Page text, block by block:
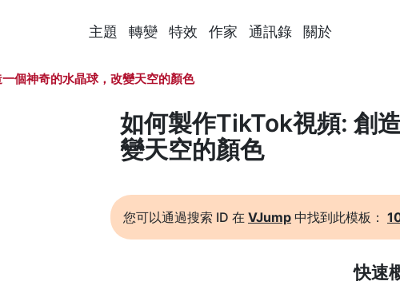
主題 轉變 特效 作家 通訊錄 關於
個神奇的水晶球，改變天空的顏色
如何製作TikTok視頻: 創
變天空的顏色
您可以通過搜索 ID 在 VJump 中找到此模板：
快速